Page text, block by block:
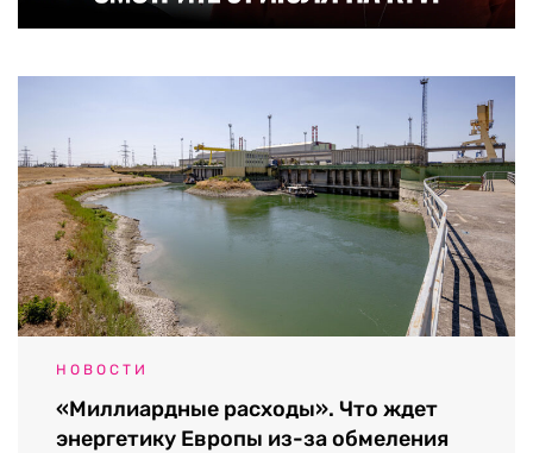
НОВОСТИ
«Миллиардные расходы». Что ждет
энергетику Европы из-за обмеления